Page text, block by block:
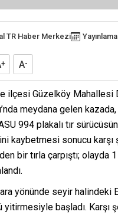
TR Haber Merkezi
+ A-
ilçesi Güzelköy Mahallesi
meydana gelen
994 plakalı tır
kaybetmesi sonucu
bir tırla çarpıştı; olayda
yönünde seyir halindeki
yitirmesiyle başladı. Karşı